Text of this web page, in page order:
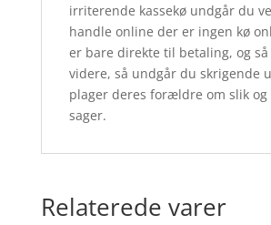
irriterende kassekø undgår du
handle online der er ingen kø
er bare direkte til betaling, og
videre, så undgår du skrigende
plager deres forældre om slik og
sager.
Relaterede varer